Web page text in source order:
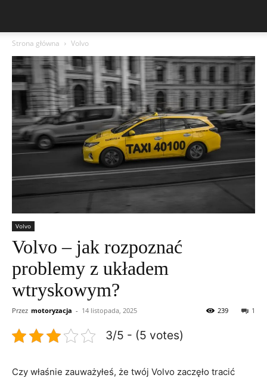
Strona główna Volvo
Volvo
Volvo – jak rozpoznać
problemy z układem
wtryskowym?
Przez motoryzacja - 14 listopada, 2025 1
239
3/5 - (5 votes)
Czy właśnie zauważyłeś, że twój⁢ Volvo zaczęło tracić